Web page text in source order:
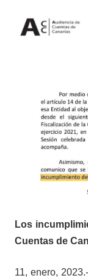
Los
Cuentas de
11, enero,